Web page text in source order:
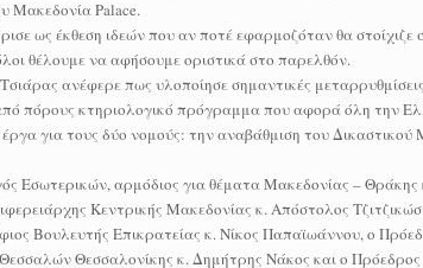
Μακεδονία Palace.
ως έκθεση ιδεών που αν ποτέ εφαρμοζόταν θα στοίχιζε
θέλουμε να αφήσουμε οριστικά στο παρελθόν.
ανέφερε πως υλοποίησε σημαντικές
πόρους κτηριολογικό πρόγραμμα που αφορά όλη την
για τους δύο νομούς: την αναβάθμιση του
Εσωτερικών, αρμόδιος για θέματα Μακεδονίας –
Κεντρικής Μακεδονίας κ. Απόστολος
Βουλευτής Επικρατείας κ. Νίκος Παπαϊωάννου, ο
Θεσσαλονίκης κ. Δημήτρης Νάκος και ο